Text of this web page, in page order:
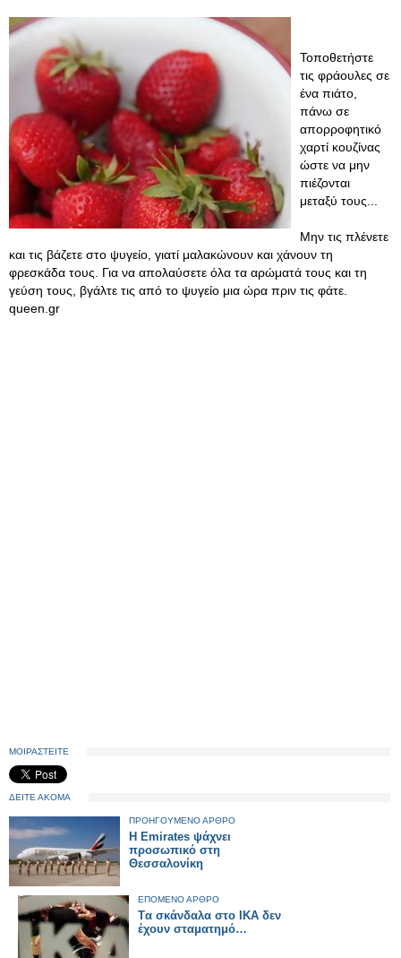
Τοποθετήστε
τις φράουλες σε
ένα πιάτο,
πάνω σε
απορροφητικό
χαρτί κουζίνας
ώστε να μην
πιέζονται
μεταξύ τους...
Μην τις πλένετε
και τις βάζετε στο ψυγείο, γιατί μαλακώνουν και χάνουν τη
φρεσκάδα τους. Για να απολαύσετε όλα τα αρώματά τους και τη
γεύση τους, βγάλτε τις από το ψυγείο μια ώρα πριν τις φάτε.
queen.gr
ΜΟΙΡΑΣΤΕΙΤΕ
ΔΕΙΤΕ ΑΚΟΜΑ
ΠΡΟΗΓΟΥΜΕΝΟ ΑΡΘΡΟ
H Emirates ψάχνει
προσωπικό στη
Θεσσαλονίκη
ΕΠΟΜΕΝΟ ΑΡΘΡΟ
Tα σκάνδαλα στο ΙΚΑ δεν
έχουν σταματημό…